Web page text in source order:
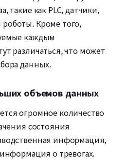
такие как PLC, датчики,
Кроме того,
каждым
различаться, что может
данных.
объемов данных
огромное количество
состояния
информация,
о тревогах.